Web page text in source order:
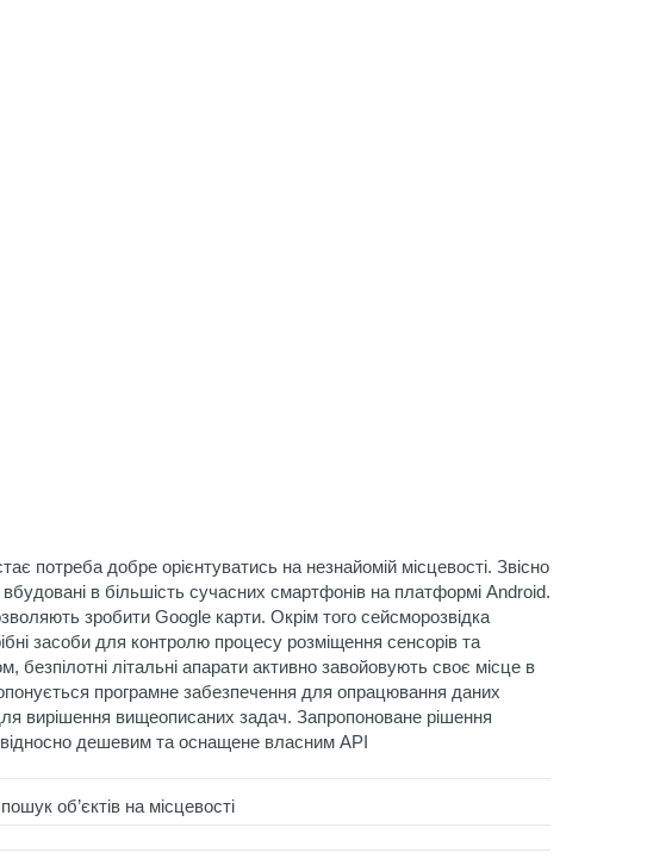
потреба добре орієнтуватись на незнайомій місцевості. Звісно
в більшість сучасних смартфонів на платформі Android.
зробити Google карти. Окрім того сейсморозвідка
засоби для контролю процесу розміщення сенсорів та
безпілотні літальні апарати активно завойовують своє місце в
програмне забезпечення для опрацювання даних
вирішення вищеописаних задач. Запропоноване рішення
дешевим та оснащене власним API
об’єктів на місцевості